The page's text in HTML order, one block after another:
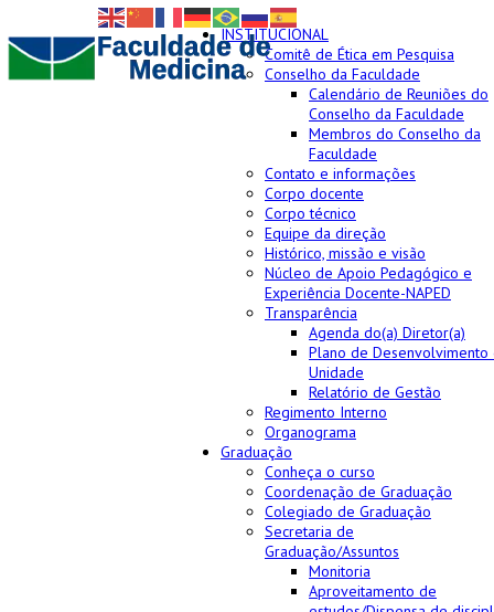
INSTITUCIONAL
Comitê de Ética em Pesquisa
Conselho da Faculdade
Calendário de Reuniões do
Conselho da Faculdade
Membros do Conselho da
Faculdade
Contato e informações
Corpo docente
Corpo técnico
Equipe da direção
Histórico, missão e visão
Núcleo de Apoio Pedagógico e
Experiência Docente-NAPED
Transparência
Agenda do(a) Diretor(a)
Plano de Desenvolvimento
Unidade
Relatório de Gestão
Regimento Interno
Organograma
Graduação
Conheça o curso
Coordenação de Graduação
Colegiado de Graduação
Secretaria de
Graduação/Assuntos
Monitoria
Aproveitamento de